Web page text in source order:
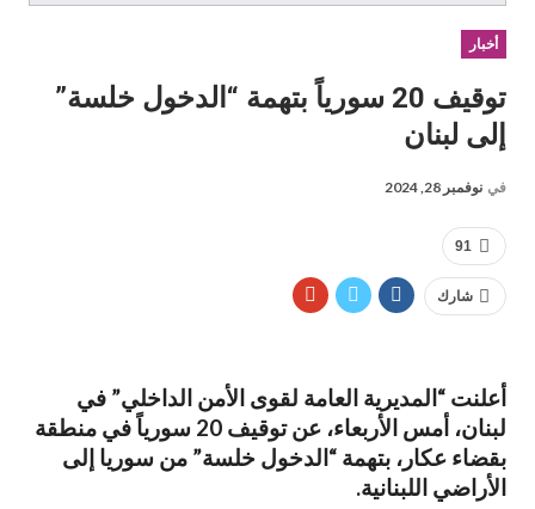
أخبار
توقيف 20 سورياً بتهمة “الدخول خلسة”
إلى لبنان
في نوفمبر 28, 2024
91
شارك
أعلنت “المديرية العامة لقوى الأمن الداخلي” في
لبنان، أمس الأربعاء، عن توقيف 20 سورياً في منطقة
بقضاء عكار، بتهمة “الدخول خلسة” من سوريا إلى
الأراضي اللبنانية.